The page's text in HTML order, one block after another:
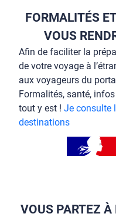
FORMALITÉS
VOUS
Afin de faciliter la
de votre voyage à
aux voyageurs du
Formalités, santé,
tout y est ! Je consulte
destinations
VOUS PARTEZ À